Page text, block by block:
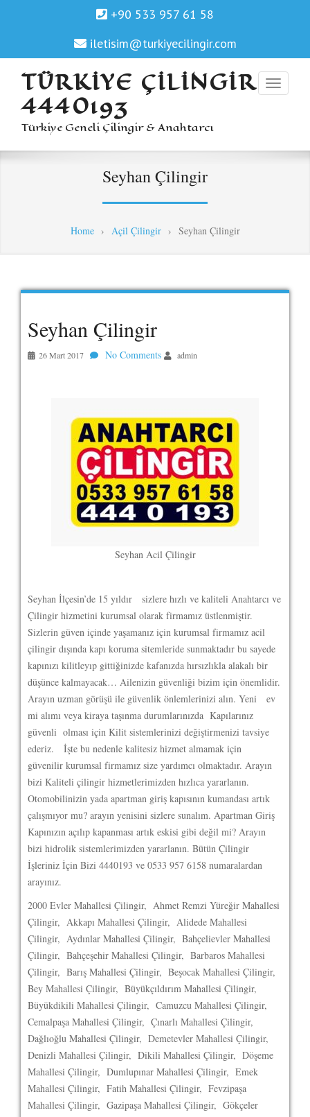
+90 533 957 61 58
iletisim@turkiyecilingir.com
TÜRKIYE ÇILINGIR
4440193
Türkiye Geneli Çilingir & Anahtarcı
Seyhan Çilingir
Home› Açil Çilingir› Seyhan Çilingir
Seyhan Çilingir
26 Mart 2017 No Comments admin
Seyhan Acil Çilingir
Seyhan İlçesin’de 15 yıldır sizlere hızlı ve kaliteli Anahtarcı ve
Çilingir hizmetini kurumsal olarak firmamız üstlenmiştir.
Sizlerin güven içinde yaşamanız için kurumsal firmamız acil
çilingir dışında kapı koruma sitemleride sunmaktadır bu sayede
kapınızı kilitleyıp gittiğinizde kafanızda hırsızlıkla alakalı bir
düşünce kalmayacak… Ailenizin güvenliği bizim için önemlidir.
Arayın uzman görüşü ile güvenlik önlemlerinizi alın. Yeni ev
mi alımı veya kiraya taşınma durumlarınızda Kapılarınız
güvenli olması için Kilit sistemlerinizi değiştirmenizi tavsiye
ederiz. İşte bu nedenle kalitesiz hizmet almamak için
güvenilir kurumsal firmamız size yardımcı olmaktadır. Arayın
bizi Kaliteli çilingir hizmetlerimizden hızlıca yararlanın.
Otomobilinizin yada apartman giriş kapısının kumandası artık
çalışmıyor mu? arayın yenisini sizlere sunalım. Apartman Giriş
Kapınızın açılıp kapanması artık eskisi gibi değil mi? Arayın
bizi hidrolik sistemlerimizden yararlanın. Bütün Çilingir
İşleriniz İçin Bizi 4440193 ve 0533 957 6158 numaralardan
arayınız.
2000 Evler Mahallesi Çilingir, Ahmet Remzi Yüreğir Mahallesi
Çilingir, Akkapı Mahallesi Çilingir, Alidede Mahallesi
Çilingir, Aydınlar Mahallesi Çilingir, Bahçelievler Mahallesi
Çilingir, Bahçeşehir Mahallesi Çilingir, Barbaros Mahallesi
Çilingir, Barış Mahallesi Çilingir, Beşocak Mahallesi Çilingir,
Bey Mahallesi Çilingir, Büyükçıldırım Mahallesi Çilingir,
Büyükdikili Mahallesi Çilingir, Camuzcu Mahallesi Çilingir,
Cemalpaşa Mahallesi Çilingir, Çınarlı Mahallesi Çilingir,
Dağlıoğlu Mahallesi Çilingir, Demetevler Mahallesi Çilingir,
Denizli Mahallesi Çilingir, Dikili Mahallesi Çilingir, Döşeme
Mahallesi Çilingir, Dumlupınar Mahallesi Çilingir, Emek
Mahallesi Çilingir, Fatih Mahallesi Çilingir, Fevzipaşa
Mahallesi Çilingir, Gazipaşa Mahallesi Çilingir, Gökçeler